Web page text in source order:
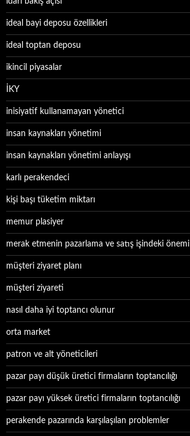
ideal bayi deposu özellikleri
ideal toptan deposu
ikincil piyasalar
İKY
inisiyatif kullanamayan yönetici
insan kaynakları yönetimi
insan kaynakları yönetimi anlayışı
karlı perakendeci
kişi başı tüketim miktarı
memur plasiyer
merak etmenin pazarlama ve satış işindeki önemi
müşteri ziyaret planı
müşteri ziyareti
nasıl daha iyi toptancı olunur
orta market
patron ve alt yöneticileri
pazar payı düşük üretici firmaların toptancılığı
pazar payı yüksek üretici firmaların toptancılığı
perakende pazarında karşılaşılan problemler